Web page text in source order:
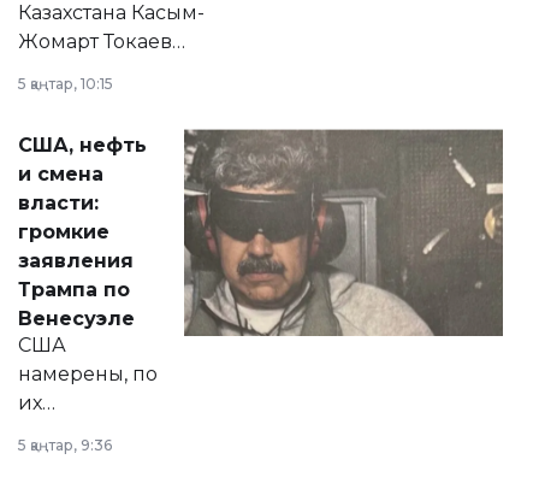
Казахстана Касым-
Жомарт Токаев
сразу несколько
актуальных тем —
от слухов о
политических
реформах до
вопросов армии,
экономики и
личного здоровья.
5 қаңтар, 10:15
США, нефть
и смена
власти:
громкие
заявления
Трампа по
Венесуэле
США
намерены, по
их
принести
5 қаңтар, 9:36